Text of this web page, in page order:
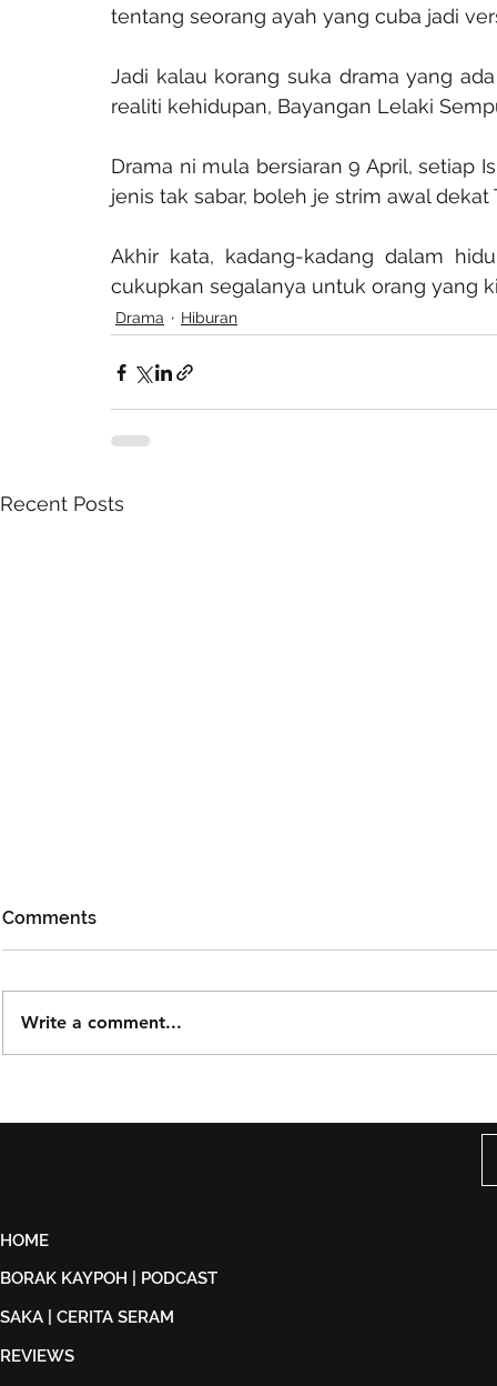
tentang seorang ayah yang cuba jadi
Jadi kalau korang suka drama yang
realiti kehidupan, Bayangan Lelaki
Drama ni mula bersiaran 9 April, setiap
jenis tak sabar, boleh je strim awal dekat
Akhir kata, kadang-kadang dalam
cukupkan segalanya untuk orang yang
Drama Hiburan
Recent Posts
Dijual
Comments
Write a comment...
HOME
BORAK KAYPOH | PODCAST
SAKA | CERITA SERAM
REVIEWS